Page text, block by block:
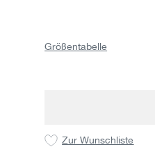
Größentabelle
Zur Wunschliste